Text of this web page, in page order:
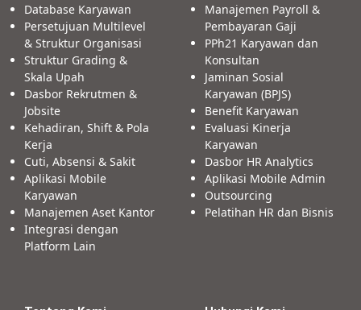
Database Karyawan
Persetujuan Multilevel
& Struktur Organisasi
Struktur Grading &
Skala Upah
Dasbor Rekrutmen &
Jobsite
Kehadiran, Shift & Pola
Kerja
Cuti, Absensi & Sakit
Aplikasi Mobile
Karyawan
Manajemen Aset Kantor
Integrasi dengan
Platform Lain
Manajemen Payroll &
Pembayaran Gaji
PPh21 Karyawan dan
Konsultan
Jaminan Sosial
Karyawan (BPJS)
Benefit Karyawan
Evaluasi Kinerja
Karyawan
Dasbor HR Analytics
Aplikasi Mobile Admin
Outsourcing
Pelatihan HR dan Bisnis